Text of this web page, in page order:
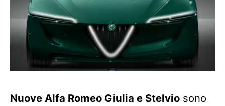
Nuove Alfa Romeo Giulia e Stelvio sono